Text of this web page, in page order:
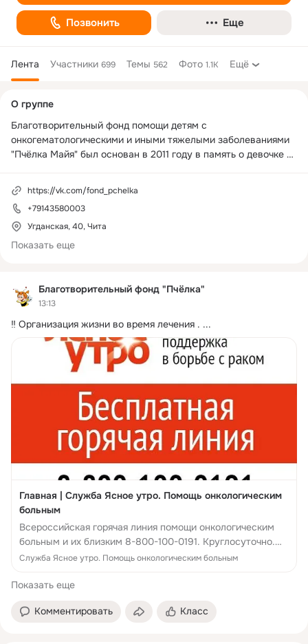
Позвонить Еще
Лента Участники 699 Темы 562 Фото 1.1K Ещё
Благотворительный фонд "Пчёлка"
13:13
‼️ Организация жизни во время лечения . ...
Главная | Служба Ясное утро. Помощь онкологическим
больным
Всероссийская горячая линия помощи онкологическим
больным и их близким 8-800-100-0191. Круглосуточно.
Анонимно. Бесплатно..
Служба Ясное утро. Помощь онкологическим больным
Показать еще
Комментировать Класс
колонка
О группе
Благотворительный фонд помощи детям с
онкогематологическими и иными тяжелыми заболеваниями
"Пчёлка Майя" был основан в 2011 году в память о девочке
в 2019 году фонд переименован в "Пчёлка".
Наш адрес: 672007 г. Чита ул. Угданская 40
e-mail: fond-pchelka@mail.ru
Перечислить средства в помощь детям вы можете на
расчетный счет:
В НАЗНАЧЕНИИ ПЛАТЕЖА просим указывать
«Благотворительное пожертвование»
ОАО "Сбербанк России" Читинское ОСБ 8600 ИНН
БИК 047601637
Расчетный счет 40703 810 6 74000027724
кор сч. 30101 810 5 00000000637
https://vk.com/fond_pchelka
+79143580003
Угданская, 40, Чита
Показать еще